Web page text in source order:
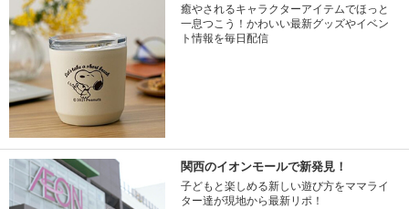
癒やされるキャラクターアイテムでほっと
一息つこう！かわいい最新グッズやイベン
ト情報を毎日配信
関西のイオンモールで新発見！
子どもと楽しめる新しい遊び方をママライ
ター達が現地から最新リポ！